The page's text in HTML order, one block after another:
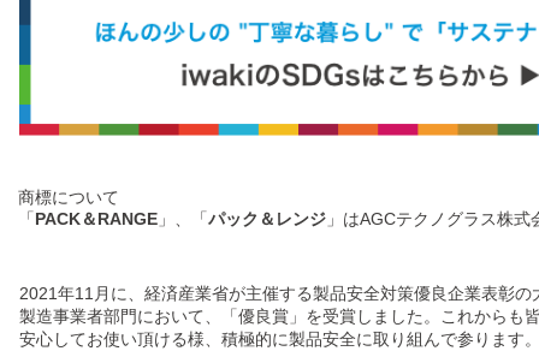
商標について
「PACK＆RANGE 」、「パック＆レンジ 」はAGCテクノグラス株
2021年11月に、経済産業省が主催する製品安全対策優良企業表彰の
製造事業者部門において、「優良賞」を受賞しました。これからも
安心してお使い頂ける様、積極的に製品安全に取り組んで参ります